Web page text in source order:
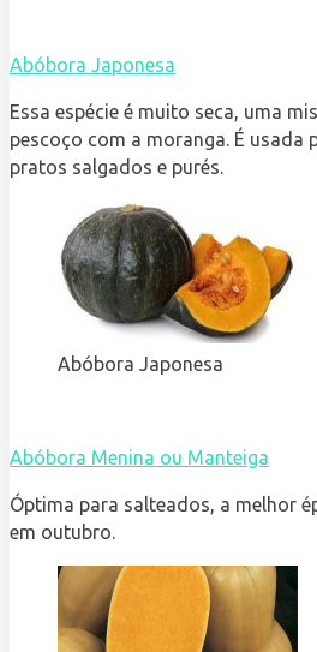
Abóbora Japonesa
Essa espécie é muito seca, uma
pescoço com a moranga. É usada
pratos salgados e purés.
Abóbora Japonesa
Abóbora Menina ou Manteiga
Óptima para salteados, a melhor
em outubro.